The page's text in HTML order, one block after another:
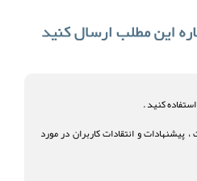
کنید .
و انتقادات کاربران در مورد